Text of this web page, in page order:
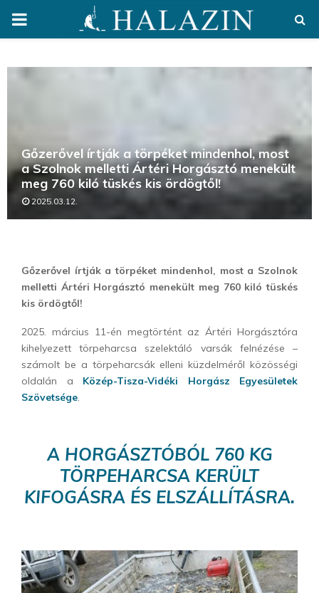
PRIMARY
Gőzerővel írtják a törpéket mindenhol, most
a Szolnok melletti Ártéri Horgásztó menekült
meg 760 kiló tüskés kis ördögtől!
2025.03.12.
Gőzerővel írtják a törpéket mindenhol, most a Szolnok
melletti Ártéri Horgásztó menekült meg 760 kiló tüskés
kis ördögtől!
2025. március 11-én megtörtént az Ártéri Horgásztóra
kihelyezett törpeharcsa szelektáló varsák felnézése –
számolt be a törpeharcsák elleni küzdelméről közösségi
oldalán a Közép-Tisza-Vidéki Horgász Egyesületek
Szövetsége.
A HORGÁSZTÓBÓL 760 KG
TÖRPEHARCSA KERÜLT
KIFOGÁSRA ÉS ELSZÁLLÍTÁSRA.